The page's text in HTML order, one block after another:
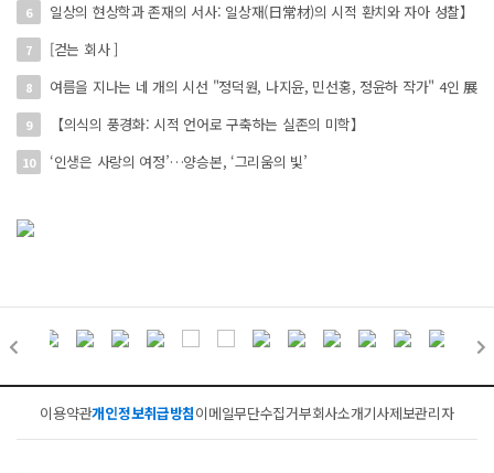
6 일상의 현상학과 존재의 서사: 일상재(日常材)의 시적 환치와 자아 성찰】
7 [걷는 회사 ]
8 여름을 지나는 네 개의 시선 "정덕원, 나지윤, 민선홍, 정윤하 작가" 4인 展
9 【의식의 풍경화: 시적 언어로 구축하는 실존의 미학】
10 ‘인생은 사랑의 여정’…양승본, ‘그리움의 빛’
이용약관개인정보취급방침이메일무단수집거부회사소개기사제보관리자